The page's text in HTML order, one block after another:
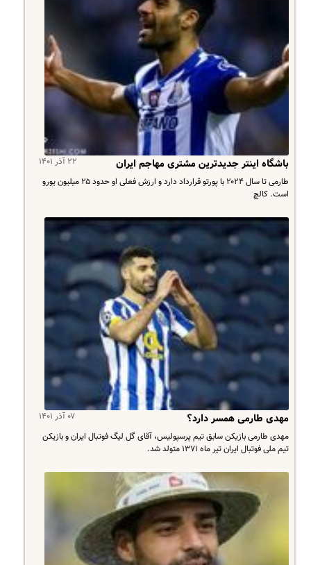
۲۲ آذر ۱۴۰۱ باشگاه اینتر جدیدترین مشتری مهاجم ایران
طارمی تا سال ۲۰۲۴ با پورتو قرارداد دارد و ارزش فعلی او حدود ۲۵ میلیون یورو
است. کالچ
۰۷ آذر ۱۴۰۱ مهدی طارمی همسر دارد؟
مهدی طارمی بازیکن سابق تیم پرسپولیس، آقای گل لیگ فوتبال ایران و بازیکن
تیم ملی فوتبال ایران تیر ماه ۱۳۷۱ متولد شد.